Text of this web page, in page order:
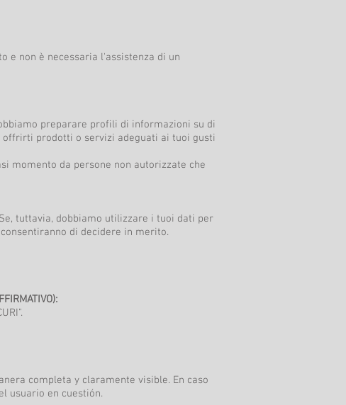
e non è necessaria l'assistenza di un
preparare profili di informazioni su di
offrirti prodotti o servizi adeguati ai tuoi gusti
momento da persone non autorizzate che
tuttavia, dobbiamo utilizzare i tuoi dati per
di decidere in merito.
completa y claramente visible. En caso
usuario en cuestión.